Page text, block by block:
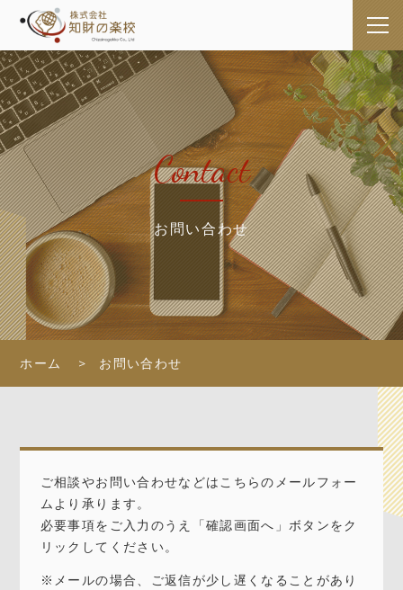
Contact
お問い合わせ
ホーム お問い合わせ
ご相談やお問い合わせなどはこちらのメールフォー
ムより承ります。
必要事項をご入力のうえ「確認画面へ」ボタンをク
リックしてください。
※メールの場合、ご返信が少し遅くなることがあり